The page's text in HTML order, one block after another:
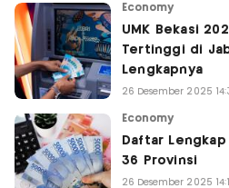
Economy
UMK Bekasi
Tertinggi di
Lengkapnya
26 Desember 2025
Economy
Daftar
36 Provinsi
26 Desember 2025